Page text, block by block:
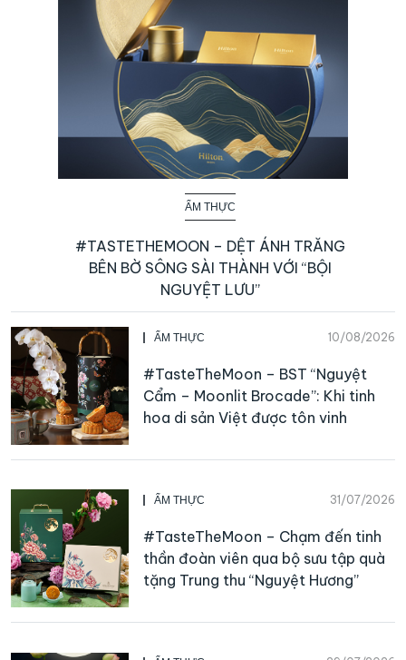
ẨM THỰC
#TASTETHEMOON – DỆT ÁNH TRĂNG
BÊN BỜ SÔNG SÀI THÀNH VỚI “BỘI
NGUYỆT LƯU”
ẨM THỰC 10/08/2026
#TasteTheMoon – BST “Nguyệt
Cẩm – Moonlit Brocade”: Khi tinh
hoa di sản Việt được tôn vinh
ẨM THỰC 31/07/2026
#TasteTheMoon – Chạm đến tinh
thần đoàn viên qua bộ sưu tập quà
tặng Trung thu “Nguyệt Hương”